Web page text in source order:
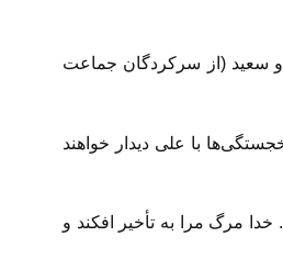
و سعید (از سرکردگان جماعت
با علی دیدار خواهند
خدا مرگ مرا به تأخیر افکند و